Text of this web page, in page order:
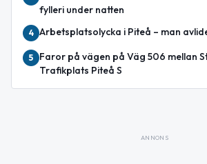
fylleri under natten
4 Arbetsplatsolycka i Piteå – man
5
Faror på vägen på Väg 506 mellan
Trafikplats Piteå S
ANNONS